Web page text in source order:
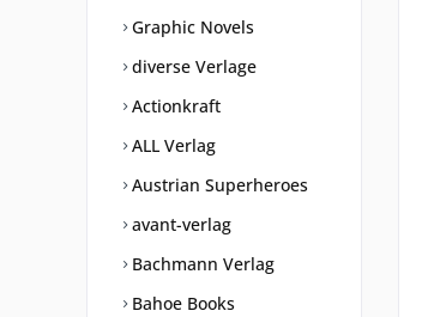
Graphic Novels
diverse Verlage
Actionkraft
ALL Verlag
Austrian Superheroes
avant-verlag
Bachmann Verlag
Bahoe Books